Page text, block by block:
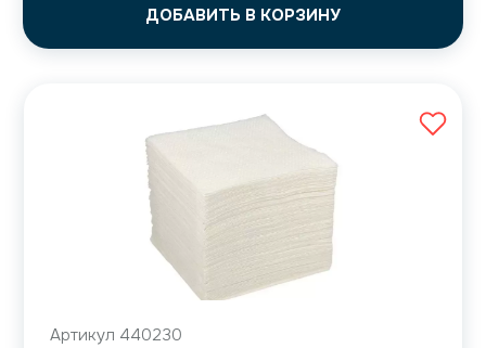
ДОБАВИТЬ В КОРЗИНУ
Артикул 440230